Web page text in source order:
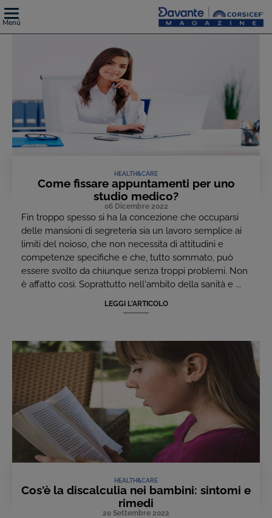
Menú
HEALTH&CARE
Come fissare appuntamenti per uno
studio medico?
06 Dicembre 2022
Fin troppo spesso si ha la concezione che occuparsi
delle mansioni di segreteria sia un lavoro semplice ai
limiti del noioso, che non necessita di attitudini e
competenze specifiche e che, tutto sommato, può
essere svolto da chiunque senza troppi problemi. Non
è affatto così. Soprattutto nell'ambito della sanità e ...
LEGGI L'ARTICOLO
HEALTH&CARE
Cos'è la discalculia nei bambini: sintomi e
rimedi
20 Settembre 2022